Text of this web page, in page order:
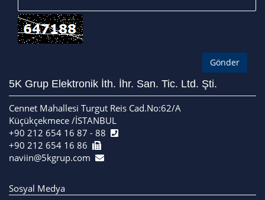
5K Grup Elektronik İth. İhr. San. Tic. Ltd. Şti.
Cennet Mahallesi Turgut Reis Cad.No:62/A
Küçükçekmece /İSTANBUL
+90 212 654 16 87 - 88
+90 212 654 16 86
naviin@5kgrup.com
Sosyal Medya